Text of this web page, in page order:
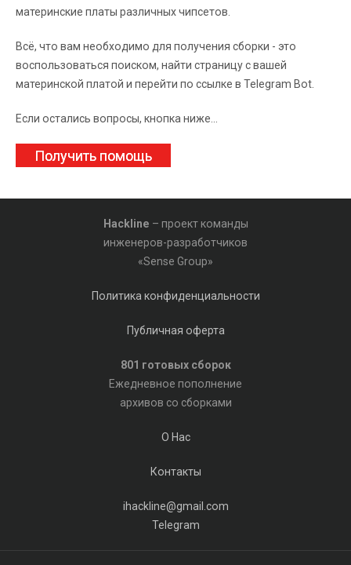
материнские платы различных чипсетов.
Всё, что вам необходимо для получения сборки - это
воспользоваться поиском, найти страницу с вашей
материнской платой и перейти по ссылке в Telegram Bot.
Если остались вопросы, кнопка ниже...
Получить помощь
Hackline – проект команды
инженеров-разработчиков
«Sense Group»
Политика конфиденциальности
Публичная оферта
801 готовых сборок
Ежедневное пополнение
архивов со сборками
О Нас
Контакты
ihackline@gmail.com
Telegram